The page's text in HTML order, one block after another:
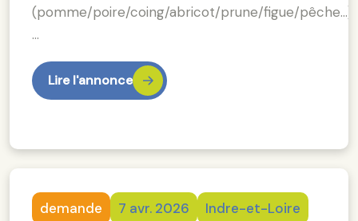
(pomme/poire/coing/abricot/prune/figue/pêche...)
…
Lire l'annonce
demande 7 avr. 2026 Indre-et-Loire